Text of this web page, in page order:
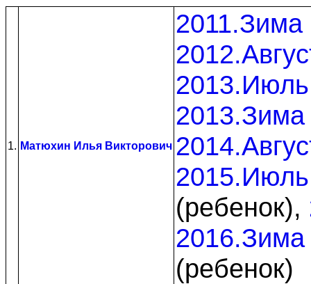
1. Матюхин Илья Викторович
2011.Зима
2013.Июль
2013.Зима
2015.Июль
(ребенок),
2016.Зима
(ребенок)